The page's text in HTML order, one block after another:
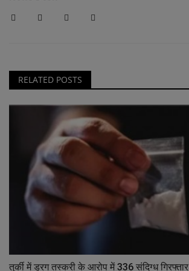
RELATED POSTS
तुर्की में ड्रग तस्करी के आरोप में 336 संदिग्ध गिरफ्तार